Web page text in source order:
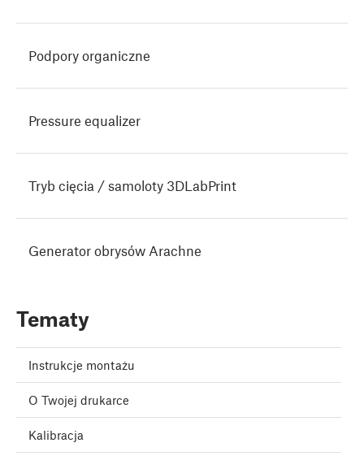
Podpory organiczne
Pressure equalizer
Tryb cięcia / samoloty 3DLabPrint
Generator obrysów Arachne
Tematy
Instrukcje montażu
O Twojej drukarce
Kalibracja